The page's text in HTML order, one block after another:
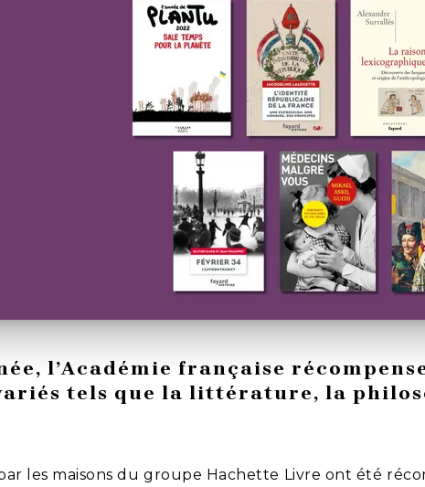
l’Académie française
tels que la littérature, la
les maisons du groupe Hachette Livre ont été